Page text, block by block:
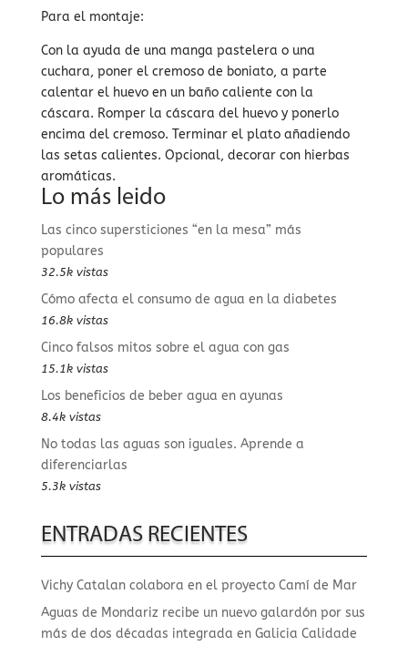
Para el montaje:
Con la ayuda de una manga pastelera o una
cuchara, poner el cremoso de boniato, a parte
calentar el huevo en un baño caliente con la
cáscara. Romper la cáscara del huevo y ponerlo
encima del cremoso. Terminar el plato añadiendo
las setas calientes. Opcional, decorar con hierbas
aromáticas.
Lo más leido
Las cinco supersticiones “en la mesa” más
populares
32.5k vistas
Cómo afecta el consumo de agua en la diabetes
16.8k vistas
Cinco falsos mitos sobre el agua con gas
15.1k vistas
Los beneficios de beber agua en ayunas
8.4k vistas
No todas las aguas son iguales. Aprende a
diferenciarlas
5.3k vistas
ENTRADAS RECIENTES
Vichy Catalan colabora en el proyecto Camí de Mar
Aguas de Mondariz recibe un nuevo galardón por sus
más de dos décadas integrada en Galicia Calidade